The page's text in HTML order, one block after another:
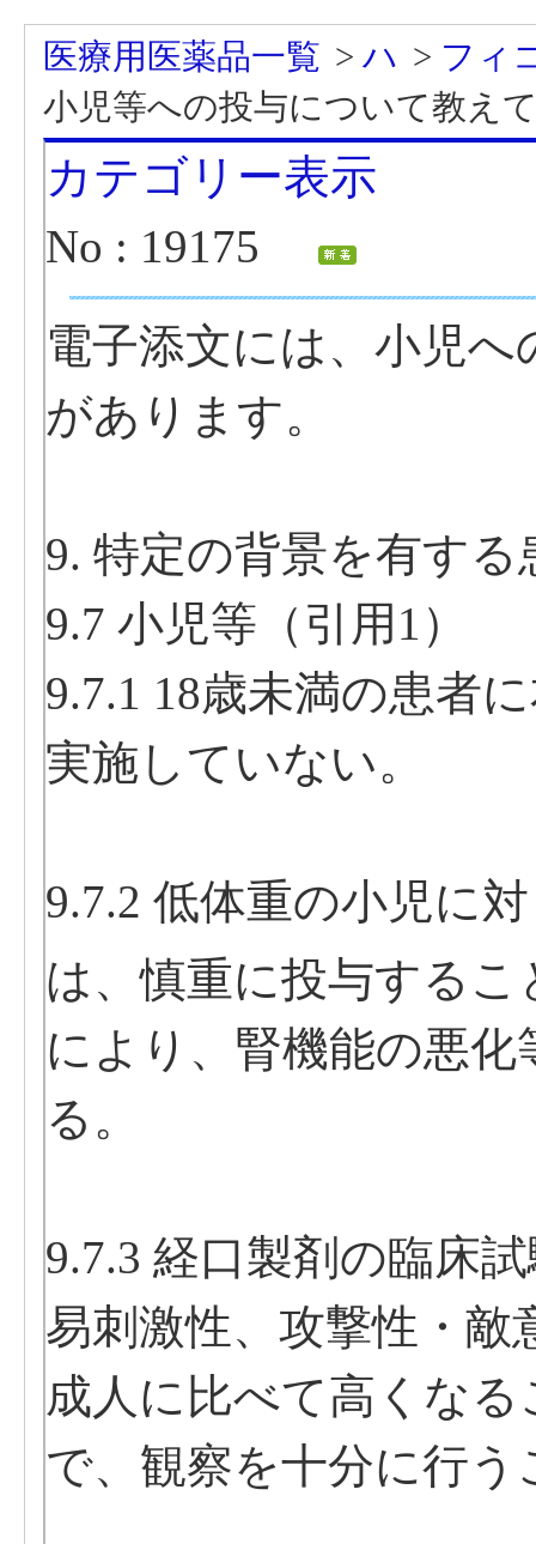
医療用医薬品一覧 > ハ > フィ
小児等への投与について教え
カテゴリー表示
No : 19175
電子添文には、小児
があります。
9. 特定の背景を有す
9.7 小児等（引用1）
9.7.1 18歳未満の患者
実施していない。
9.7.2 低体重の小児に
は、慎重に投与するこ
により、腎機能の悪
る。
9.7.3 経口製剤の臨床
易刺激性、攻撃性・敵
成人に比べて高くな
で、観察を十分に行う